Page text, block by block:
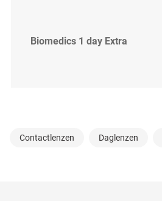
Biomedics 1 day Extra
Contactlenzen Daglenzen